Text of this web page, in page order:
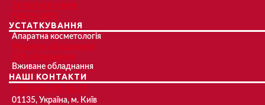
Зв'язатися з нами
Карта сайту
УСТАТКУВАННЯ
Апаратна косметологія
Медичне обладнання
SPA обладнання
Вживане обладнання
НАШІ КОНТАКТИ
+38 (044) 499-96-55
01135, Україна, м. Київ